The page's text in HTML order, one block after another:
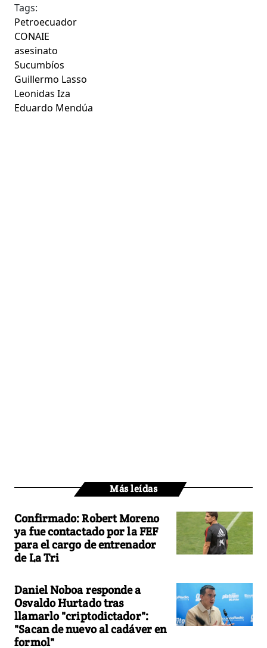
Tags:
Petroecuador
CONAIE
asesinato
Sucumbíos
Guillermo Lasso
Leonidas Iza
Eduardo Mendúa
Más leídas
Confirmado: Robert Moreno
ya fue contactado por la FEF
para el cargo de entrenador
de La Tri
Daniel Noboa responde a
Osvaldo Hurtado tras
llamarlo "criptodictador":
"Sacan de nuevo al cadáver en
formol"